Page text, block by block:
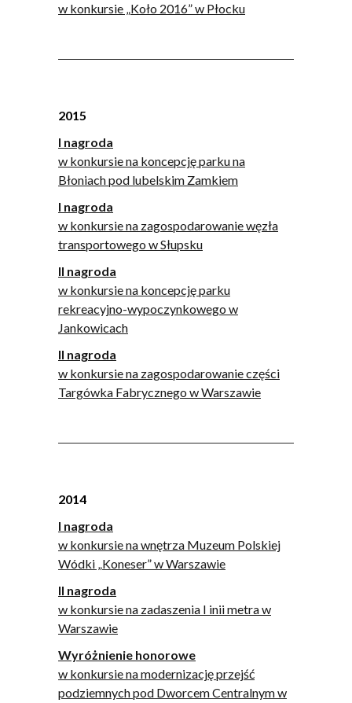
w konkursie „Koło 2016” w Płocku
2015
I nagroda
w konkursie na koncepcję parku na
Błoniach pod lubelskim Zamkiem
I nagroda
w konkursie na zagospodarowanie węzła
transportowego w Słupsku
II nagroda
w konkursie na koncepcję parku
rekreacyjno-wypoczynkowego w
Jankowicach
II nagroda
w konkursie na zagospodarowanie części
Targówka Fabrycznego w Warszawie
2014
I nagroda
w konkursie na wnętrza Muzeum Polskiej
Wódki „Koneser” w Warszawie
II nagroda
w konkursie na zadaszenia I inii metra w
Warszawie
Wyróżnienie honorowe
w konkursie na modernizację przejść
podziemnych pod Dworcem Centralnym w